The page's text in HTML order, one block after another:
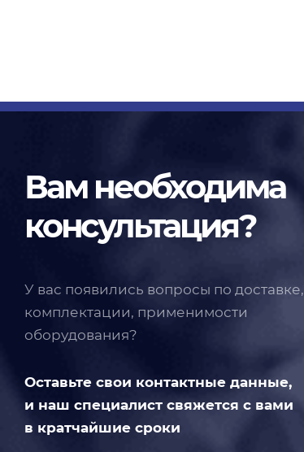
Вам необходима
консультация?
У вас появились вопросы по доставке,
комплектации, применимости
оборудования?
Оставьте свои контактные данные,
и наш специалист свяжется с вами
в кратчайшие сроки